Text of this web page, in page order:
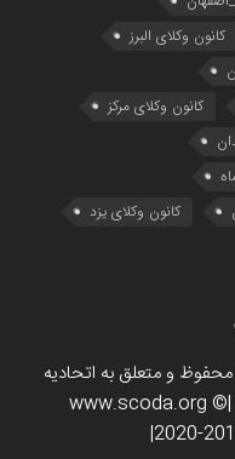
کانون وکلای البرز
کانون وکلای مرکز
کانون وکلای یزد
و متعلق به اتحادیه
کانونهای وکلای دادگستری ایران میباشد |www.scoda.org ©
2020-